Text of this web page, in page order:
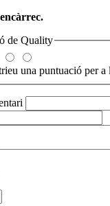
de Quality
una puntuació per a